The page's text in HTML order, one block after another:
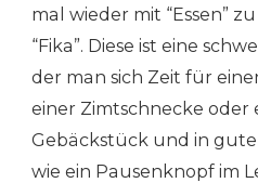
mal wieder mit “Essen”
“Fika”. Diese ist eine
der man sich Zeit für
einer Zimtschnecke oder
Gebäckstück und in
wie ein Pausenknopf im